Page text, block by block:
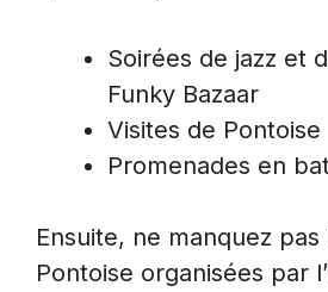
Soirées de jazz et
Funky Bazaar
Visites de Pontoise
Promenades en
Ensuite, ne manquez
Pontoise organisées par